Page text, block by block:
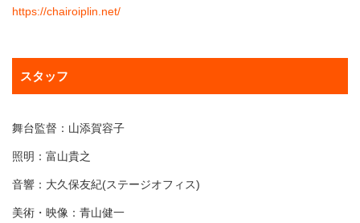
https://chairoiplin.net/
スタッフ
舞台監督：山添賀容子
照明：富山貴之
音響：大久保友紀(ステージオフィス)
美術・映像：青山健一